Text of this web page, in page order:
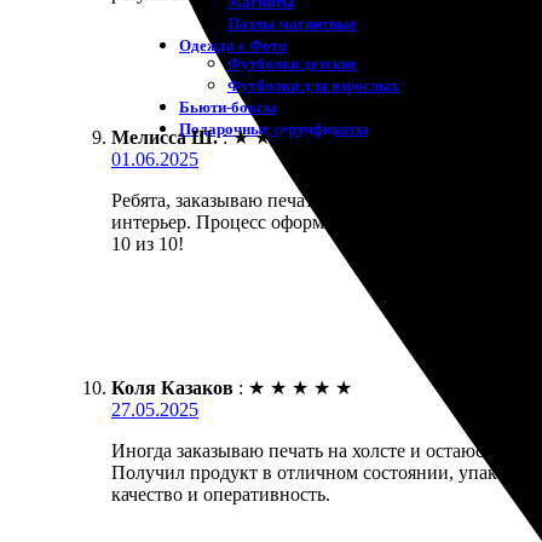
Пазлы магнитные
Одежда с Фото
Футболки детские
Футболки для взрослых
Бьюти-боксы
Подарочные сертификаты
Мелисса Ш. : ★ ★ ★ ★ ★
01.06.2025
Ребята, заказываю печать на холсте. Просто в
интерьер. Процесс оформления очень простой,
10 из 10!
Коля Казаков : ★ ★ ★ ★ ★
27.05.2025
Иногда заказываю печать на холсте и остаюсь
Получил продукт в отличном состоянии,
качество и оперативность.